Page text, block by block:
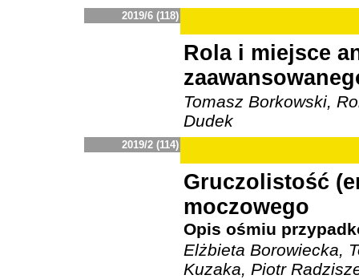
2019/6 (118)
Rola i miejsce
Tomasz Borkowski,
Dudek
2019/2 (114)
Gruczolistość
moczowego
Opis ośmiu
Elżbieta Borowiecka,
Kuzaka, Piotr